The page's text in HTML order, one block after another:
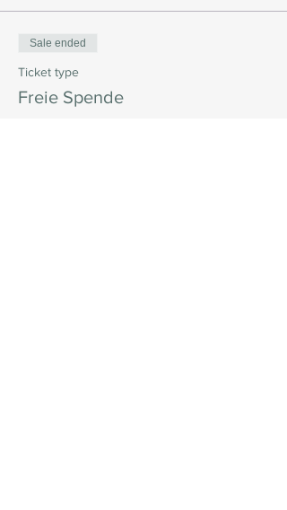
Sale ended
Ticket type
Freie Spende